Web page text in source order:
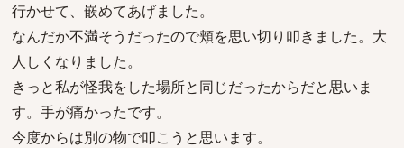
行かせて、嵌めてあげました。
なんだか不満そうだったので頬を思い切り叩きました。大
人しくなりました。
きっと私が怪我をした場所と同じだったからだと思いま
す。手が痛かったです。
今度からは別の物で叩こうと思います。